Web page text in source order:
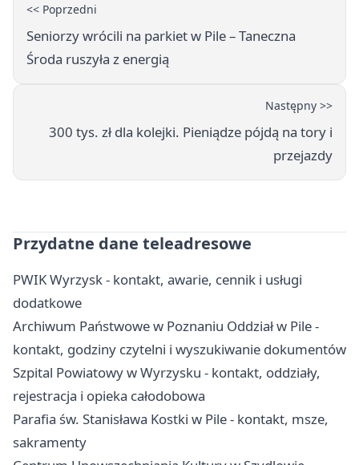
<< Poprzedni
Seniorzy wrócili na parkiet w Pile – Taneczna
Środa ruszyła z energią
Następny >>
300 tys. zł dla kolejki. Pieniądze pójdą na tory i
przejazdy
Przydatne dane teleadresowe
PWIK Wyrzysk - kontakt, awarie, cennik i usługi
dodatkowe
Archiwum Państwowe w Poznaniu Oddział w Pile -
kontakt, godziny czytelni i wyszukiwanie dokumentów
Szpital Powiatowy w Wyrzysku - kontakt, oddziały,
rejestracja i opieka całodobowa
Parafia św. Stanisława Kostki w Pile - kontakt, msze,
sakramenty